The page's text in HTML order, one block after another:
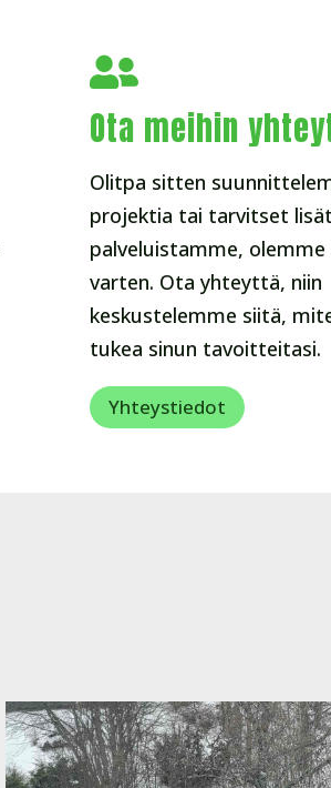

Ota meihin
Olitpa sitten
projektia tai tarvitset
palveluistamme, olemme
varten. Ota yhteyttä, niin
keskustelemme siitä,
tukea sinun tavoitteitasi.
Yhteystiedot